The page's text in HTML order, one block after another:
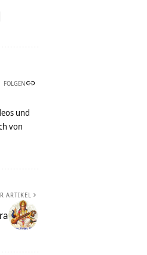
FOLGEN
und
von
ARTIKEL